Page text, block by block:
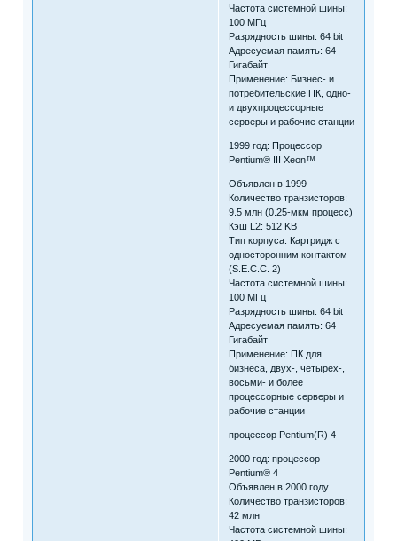
Частота системной шины:
100 MГц
Разрядность шины: 64 bit
Адресуемая память: 64
Гигабайт
Применение: Бизнес- и
потребительские ПК, одно-
и двухпроцессорные
серверы и рабочие станции
1999 год: Процессор
Pentium® III Xeon™
Объявлен в 1999
Количество транзисторов:
9.5 млн (0.25-мкм процесс)
Кэш L2: 512 KB
Тип корпуса: Картридж с
односторонним контактом
(S.E.C.C. 2)
Частота системной шины:
100 MГц
Разрядность шины: 64 bit
Адресуемая память: 64
Гигабайт
Применение: ПК для
бизнеса, двух-, четырех-,
восьми- и более
процессорные серверы и
рабочие станции
процессор Pentium(R) 4
2000 год: процессор
Pentium® 4
Объявлен в 2000 году
Количество транзисторов:
42 млн
Частота системной шины: